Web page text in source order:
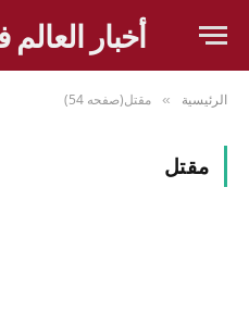
أخبار العالم فى 90
الرئيسية » مقتل(صفحه 54)
مقتل